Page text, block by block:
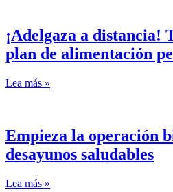
¡Adelgaza a distancia!
plan de alimentación
Lea más »
Empieza la operación
desayunos saludables
Lea más »